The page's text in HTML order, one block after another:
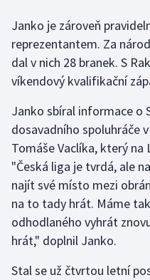
Short track
Sportovní střelba
Stolní tenis
Triatlon
Veslování
Vodní slalom
Volejbal
Janko je zároveň
reprezentantem. Za
dal v nich 28 branek. S
víkendový kvalifikační
Janko sbíral informace o
dosavadního spoluhráče
Tomáše Vaclíka, který
"Česká liga je tvrdá, ale
najít své místo mezi
na to tady hrát. Máme
odhodlaného vyhrát
hrát," doplnil Janko.
Stal se už čtvrtou letní